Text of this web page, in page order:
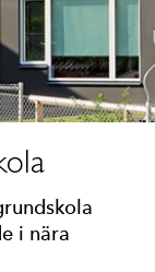
i nära